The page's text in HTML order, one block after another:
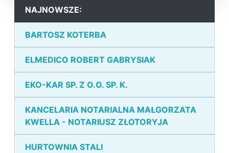
NAJNOWSZE:
BARTOSZ KOTERBA
ELMEDICO ROBERT GABRYSIAK
EKO-KAR SP. Z O.O. SP. K.
KANCELARIA NOTARIALNA MAŁGORZATA
KWELLA - NOTARIUSZ ZŁOTORYJA
HURTOWNIA STALI